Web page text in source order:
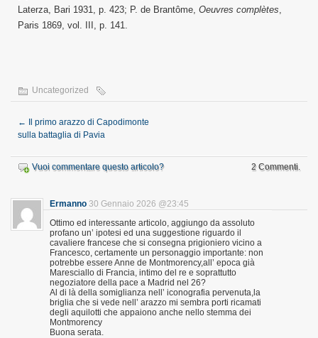
Laterza, Bari 1931, p. 423; P. de Brantôme, Oeuvres complètes
Paris 1869, vol. III, p. 141.
Uncategorized
← Il primo arazzo di Capodimonte
sulla battaglia di Pavia
Vuoi commentare questo articolo? 2 Commenti.
Ermanno 30 Gennaio 2026 @23:45
Ottimo ed interessante articolo, aggiungo da assoluto
profano un’ ipotesi ed una suggestione riguardo il
cavaliere francese che si consegna prigioniero vicino a
Francesco, certamente un personaggio importante: non
potrebbe essere Anne de Montmorency,all’ epoca già
Maresciallo di Francia, intimo del re e soprattutto
negoziatore della pace a Madrid nel 26?
Al di là della somiglianza nell’ iconografia pervenuta,la
briglia che si vede nell’ arazzo mi sembra porti ricamati
degli aquilotti che appaiono anche nello stemma dei
Montmorency
Buona serata.